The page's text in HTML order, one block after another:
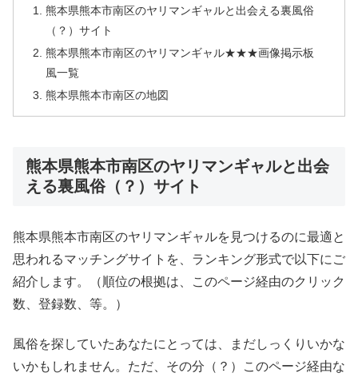
熊本県熊本市南区のヤリマンギャルと出会える裏風俗
（？）サイト
熊本県熊本市南区のヤリマンギャル★★★画像掲示板
風一覧
熊本県熊本市南区の地図
熊本県熊本市南区のヤリマンギャルと出会
える裏風俗（？）サイト
熊本県熊本市南区のヤリマンギャルを見つけるのに最適と
思われるマッチングサイトを、ランキング形式で以下にご
紹介します。（順位の根拠は、このページ経由のクリック
数、登録数、等。）
風俗を探していたあなたにとっては、まだしっくりいかな
いかもしれません。ただ、その分（？）このページ経由な